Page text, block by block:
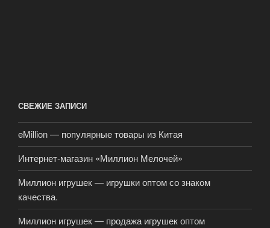
СВЕЖИЕ ЗАПИСИ
eMillion — популярные товары из Китая
Интернет-магазин «Миллион Мелочей»
Миллион игрушек — игрушки оптом со знаком
качества.
Миллион игрушек — продажа игрушек оптом